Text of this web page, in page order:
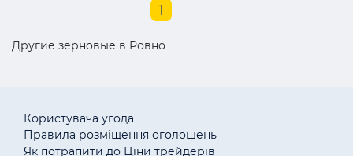
1
Другие зерновые в Ровно
Користувача угода
Правила розміщення оголошень
Як потрапити до Ціни трейдерів